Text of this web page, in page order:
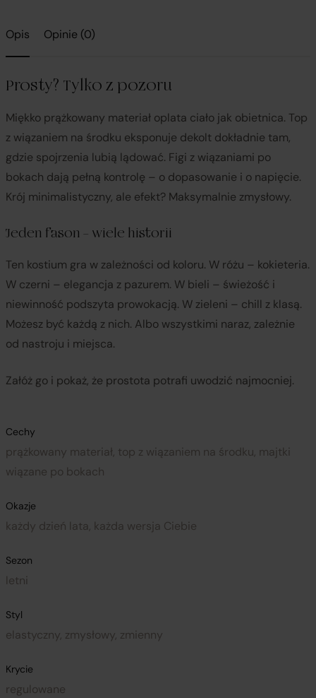
Opis Opinie (0)
Prosty? Tylko z pozoru
Miękko prążkowany materiał oplata ciało jak obietnica. Top
z wiązaniem na środku eksponuje dekolt dokładnie tam,
gdzie spojrzenia lubią lądować. Figi z wiązaniami po
bokach dają pełną kontrolę – o dopasowanie i o napięcie.
Krój minimalistyczny, ale efekt? Maksymalnie zmysłowy.
Jeden fason – wiele historii
Ten kostium gra w zależności od koloru. W różu – kokieteria.
W czerni – elegancja z pazurem. W bieli – świeżość i
niewinność podszyta prowokacją. W zieleni – chill z klasą.
Możesz być każdą z nich. Albo wszystkimi naraz, zależnie
od nastroju i miejsca.
Załóż go i pokaż, że prostota potrafi uwodzić najmocniej.
Cechy
prążkowany materiał, top z wiązaniem na środku, majtki
wiązane po bokach
Okazje
każdy dzień lata, każda wersja Ciebie
Sezon
letni
Styl
elastyczny, zmysłowy, zmienny
Krycie
regulowane